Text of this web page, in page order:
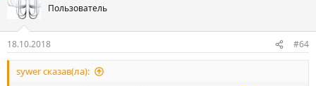
Пользователь
18.10.2018 #64
sywer сказав(ла):